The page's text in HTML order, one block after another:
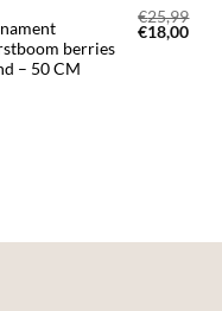
berries
– 50 CM
€25,99
prijs
€18,00